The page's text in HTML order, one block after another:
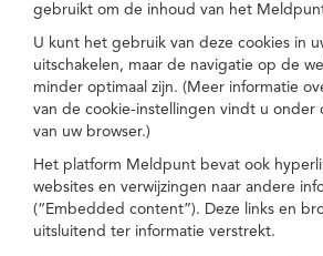
gebruikt om de inhoud van het
U kunt het gebruik van deze cookies in
uitschakelen, maar de navigatie op de
minder optimaal zijn. (Meer informatie
van de cookie-instellingen vindt u onder
van uw browser.)
Het platform Meldpunt bevat ook
websites en verwijzingen naar andere
(“Embedded content”). Deze links en
uitsluitend ter informatie verstrekt.